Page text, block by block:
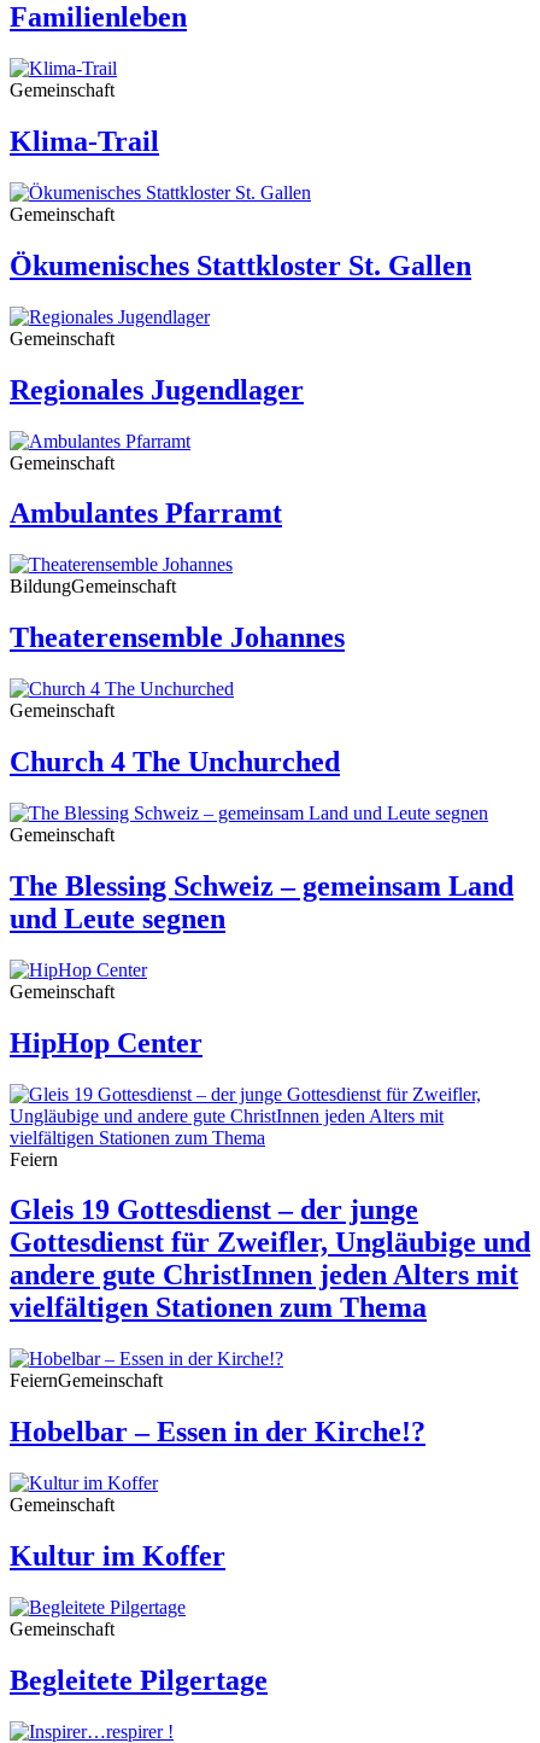
Familienleben
Gemeinschaft
Klima-Trail
Gemeinschaft
Ökumenisches Stattkloster St. Gallen
Gemeinschaft
Regionales Jugendlager
Gemeinschaft
Ambulantes Pfarramt
BildungGemeinschaft
Theaterensemble Johannes
Gemeinschaft
Church 4 The Unchurched
Gemeinschaft
The Blessing Schweiz – gemeinsam Land
und Leute segnen
Gemeinschaft
HipHop Center
Feiern
Gleis 19 Gottesdienst – der junge
Gottesdienst für Zweifler, Ungläubige und
andere gute ChristInnen jeden Alters mit
vielfältigen Stationen zum Thema
FeiernGemeinschaft
Hobelbar – Essen in der Kirche!?
Gemeinschaft
Kultur im Koffer
Gemeinschaft
Begleitete Pilgertage